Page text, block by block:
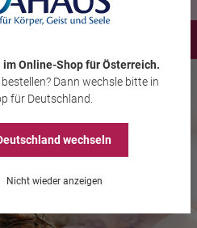
Online-Shopfür Österreich.
bestellen? Dann wechsle bitte in
für Deutschland
wechseln
Nicht wieder anzeigen